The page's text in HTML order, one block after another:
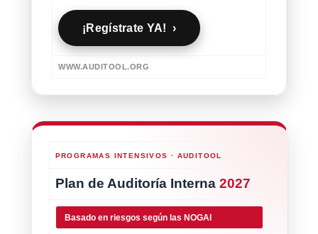
¡Regístrate YA! ›
WWW.AUDITOOL.ORG
PROGRAMAS INTENSIVOS · AUDITOOL
Plan de Auditoría Interna 2027
Basado en riesgos según las NOGAI